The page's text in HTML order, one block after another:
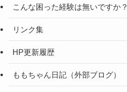
こんな困った経験は無いですか？
リンク集
HP更新履歴
ももちゃん日記（外部ブログ）